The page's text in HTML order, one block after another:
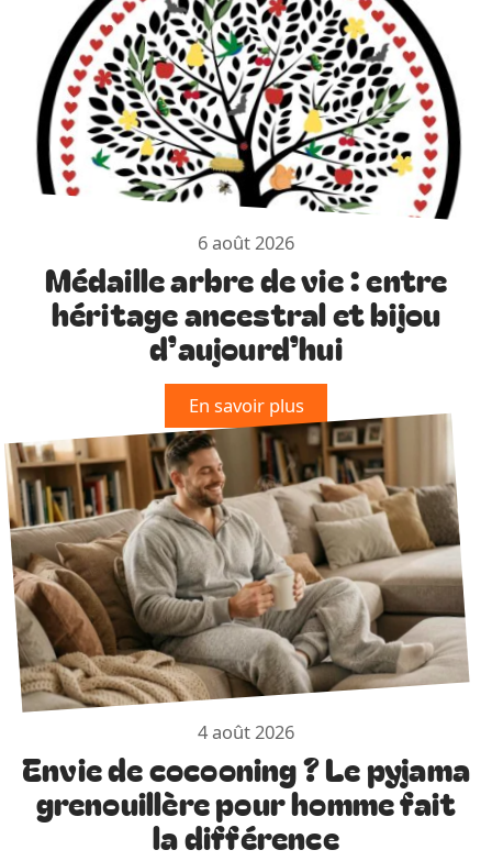
6 août 2026
Médaille arbre de vie : entre
héritage ancestral et bijou
d’aujourd’hui
En savoir plus
4 août 2026
Envie de cocooning ? Le pyjama
grenouillère pour homme fait
la différence